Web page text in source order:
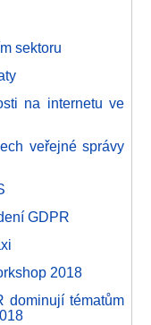
sektoru
na internetu ve
veřejné správy
GDPR
2018
dominují tématům